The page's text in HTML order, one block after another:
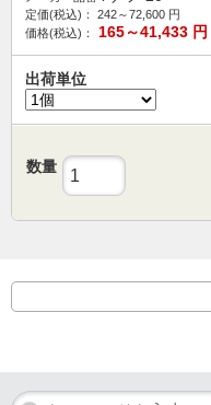
定価(税込)： 242～72,600 円
価格(税込)：
165～41,433 円
出荷単位
数量